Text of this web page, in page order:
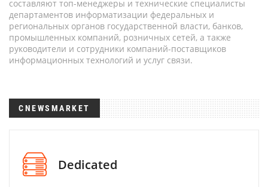
составляют топ-менеджеры и технические специалисты
департаментов информатизации федеральных и
региональных органов государственной власти, банков,
промышленных компаний, розничных сетей, а также
руководители и сотрудники компаний-поставщиков
информационных технологий и услуг связи.
CNEWSMARKET
Dedicated